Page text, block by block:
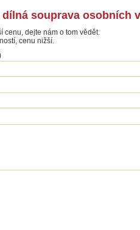
dílná souprava osobních
cenu, dejte nám o tom vědět.
cenu nižší.